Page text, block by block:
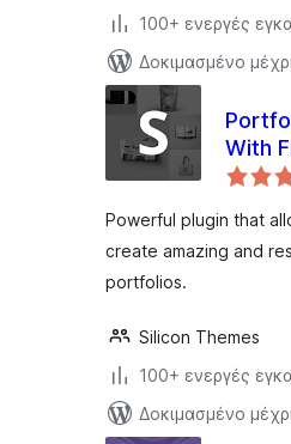
100+ ενεργές
Δοκιμασμένο
With
Powerful plugin that
create amazing and
portfolios.
Silicon Themes
100+ ενεργές
Δοκιμασμένο